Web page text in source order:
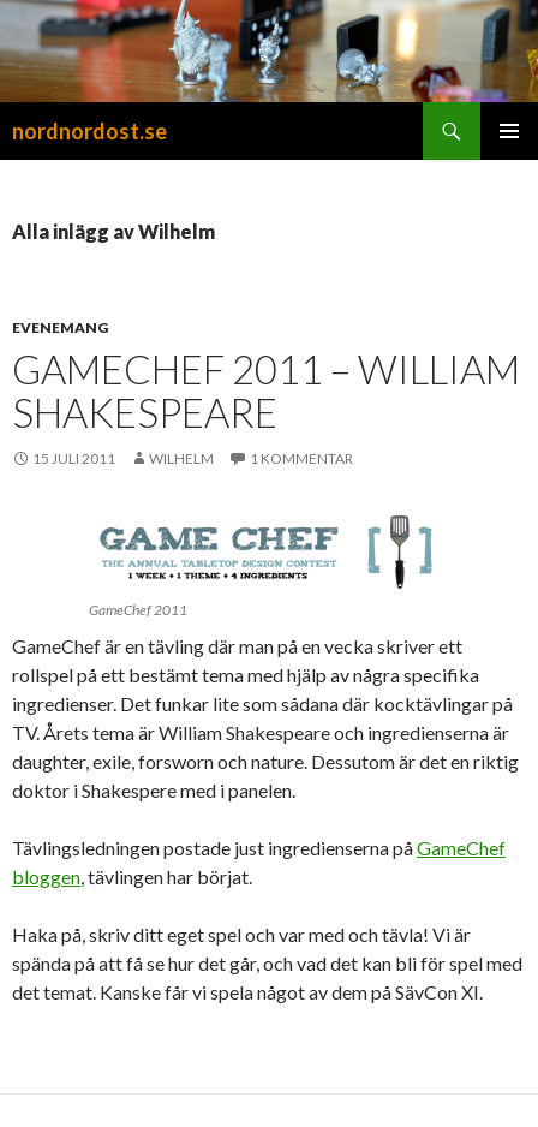
nordnordost.se
Alla inlägg av Wilhelm
EVENEMANG
GAMECHEF 2011 – WILLIAM
SHAKESPEARE
15 JULI 2011 WILHELM 1 KOMMENTAR
GameChef 2011
GameChef är en tävling där man på en vecka skriver ett
rollspel på ett bestämt tema med hjälp av några specifika
ingredienser. Det funkar lite som sådana där kocktävlingar på
TV. Årets tema är William Shakespeare och ingredienserna är
daughter, exile, forsworn och nature. Dessutom är det en riktig
doktor i Shakespere med i panelen.
Tävlingsledningen postade just ingredienserna påGameChef
bloggen, tävlingen har börjat.
Haka på, skriv ditt eget spel och var med och tävla! Vi är
spända på att få se hur det går, och vad det kan bli för spel med
det temat. Kanske får vi spela något av dem på SävCon XI.